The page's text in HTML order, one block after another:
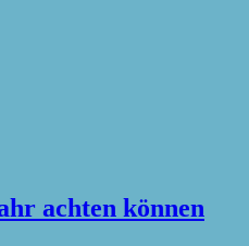
achten können